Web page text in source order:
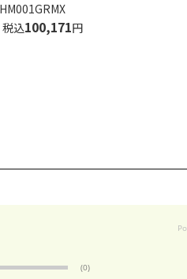
税込100,171円
(0)